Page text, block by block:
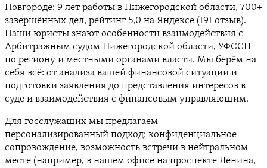
Новгороде: 9 лет работы в Нижегородской области, 700+
завершённых дел, рейтинг 5,0 на Яндексе (191 отзыв).
Наши юристы знают особенности взаимодействия с
Арбитражным судом Нижегородской области, УФССП
по региону и местными органами власти. Мы берём на
себя всё: от анализа вашей финансовой ситуации и
подготовки заявления до представления интересов в
суде и взаимодействия с финансовым управляющим.
Для госслужащих мы предлагаем
персонализированный подход: конфиденциальное
сопровождение, возможность встречи в нейтральном
месте (например, в нашем офисе на проспекте Ленина,